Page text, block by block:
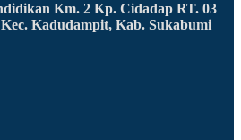
Km. 2 Kp. Cidadap RT. 03
Kadudampit, Kab. Sukabumi